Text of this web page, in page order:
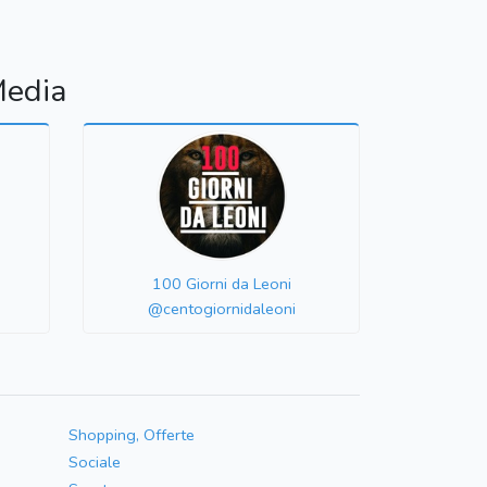
100 Giorni da Leoni
@centogiornidaleoni
Shopping, Offerte
Sociale